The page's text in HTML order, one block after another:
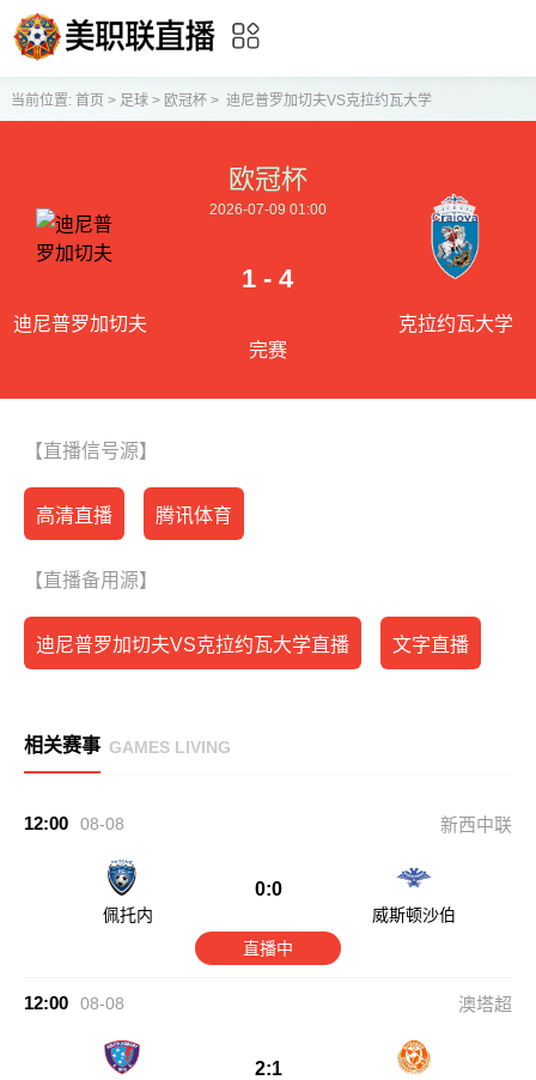
当前位置: 首页 > 足球> 欧冠杯> 迪尼普罗加切夫VS克拉约瓦大学
迪尼普罗加切夫
欧冠杯
2026-07-09 01:00
1 - 4
完赛
克拉约瓦大学
【直播信号源】
高清直播 腾讯体育
【直播备用源】
迪尼普罗加切夫VS克拉约瓦大学直播 文字直播
相关赛事 GAMES LIVING
12:00 08-08 新西中联
佩托内
0:0
威斯顿沙伯
直播中
12:00 08-08 澳塔超
2:1